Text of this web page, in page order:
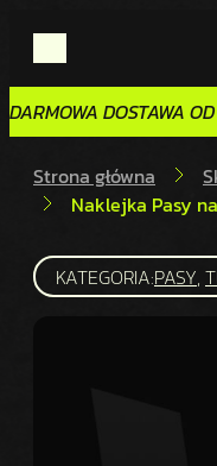
DARMOWA DOSTAWA
DARMOWA DOSTAWA
Strona główna
Naklejka Pasy
KATEGORIA:PASY,